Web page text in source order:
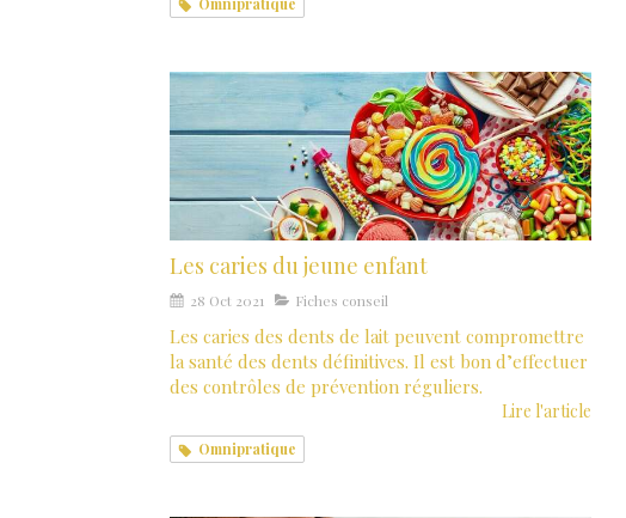
Les caries du jeune enfant
28 Oct 2021 Fiches conseil
Les caries des dents de lait peuvent compromettre
la santé des dents définitives. Il est bon d’effectuer
des contrôles de prévention réguliers.
Lire l'article
Omnipratique